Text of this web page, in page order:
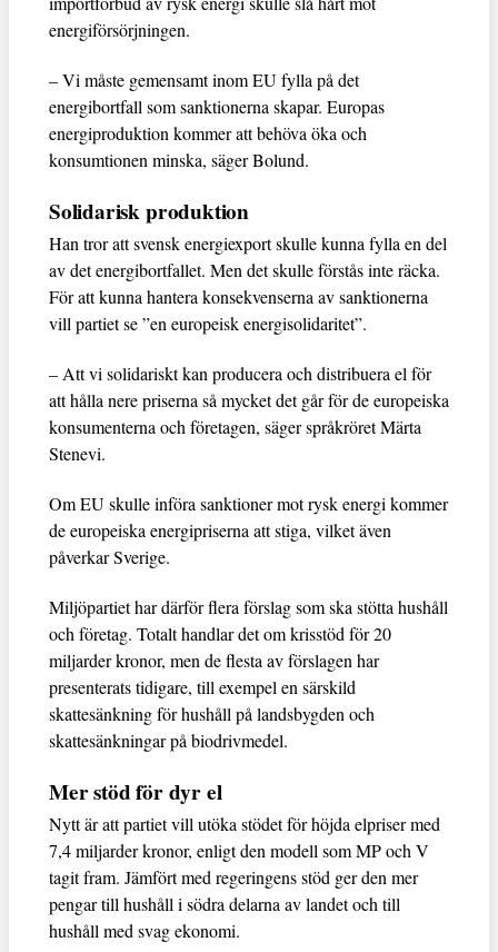
energiförsörjningen.
– Vi måste gemensamt inom EU fylla på det
energibortfall som sanktionerna skapar. Europas
energiproduktion kommer att behöva öka och
konsumtionen minska, säger Bolund.
Solidarisk produktion
Han tror att svensk energiexport skulle kunna fylla en del
av det energibortfallet. Men det skulle förstås inte räcka.
För att kunna hantera konsekvenserna av sanktionerna
vill partiet se ”en europeisk energisolidaritet”.
– Att vi solidariskt kan producera och distribuera el för
att hålla nere priserna så mycket det går för de europeiska
konsumenterna och företagen, säger språkröret Märta
Stenevi.
Om EU skulle införa sanktioner mot rysk energi kommer
de europeiska energipriserna att stiga, vilket även
påverkar Sverige.
Miljöpartiet har därför flera förslag som ska stötta hushåll
och företag. Totalt handlar det om krisstöd för 20
miljarder kronor, men de flesta av förslagen har
presenterats tidigare, till exempel en särskild
skattesänkning för hushåll på landsbygden och
skattesänkningar på biodrivmedel.
Mer stöd för dyr el
Nytt är att partiet vill utöka stödet för höjda elpriser med
7,4 miljarder kronor, enligt den modell som MP och V
tagit fram. Jämfört med regeringens stöd ger den mer
pengar till hushåll i södra delarna av landet och till
hushåll med svag ekonomi.